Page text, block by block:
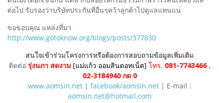
ต่อไป รับรองว่าบริษัทประกันที่อื่นๆคว้าลูกค้าไปดูแลแทนแน่
ขอขอบคุณ แหล่งที่มา
http://www.gotoknow.org/blogs/posts/377830
สนใจเข้าร่วมโครงการหรือต้องการสอบถามข้อมูลเพิ่มเติม
ติดต่อ รุ่งนภา สดงาม [แม่แก้ว ออมสินดอทเน็ต] โทร. 081-7743466,
02-3184940 กด 0
www.aomsin.net | facebook/aomsin.net | E-mail :
aomsin.net@hotmail.com